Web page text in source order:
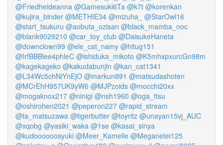
@Friedheideanna @Gamesuki6Ta @k7t @korenkan
@kujira_binder @METHIE34 @mizuha_ @StarOwl16
@start_tsukuru @aobuta_ozisan @black_mamba_noc
@blank9029210 @car_toy_club @DaisukeHaneta
@downclown99 @ele_cat_namy @hitug151
@IrfBBBlee4phleC @ishiduka_mikoto @K5mhxpxurcGn98m
@kagekageko @kakudabunjin @kan_cat1341
@L34Wc5chNiYnEjO @markun891 @matsudashoten
@MCrEhH957UK9yW6 @MJPzoids @mocchi20xx
@mogaknox217 @ninigi @nsh1960 @oga_ttsu
@oshirohen2021 @peperon227 @rapid_stream
@ta_matsuzawa @tigerbutter @toyritz @unayan15vj_AUC
@xqobg @yasiki_waka @1se @kasai_sinya
@kudoooooosyuki @Meer_Kamelie @Meganetei125